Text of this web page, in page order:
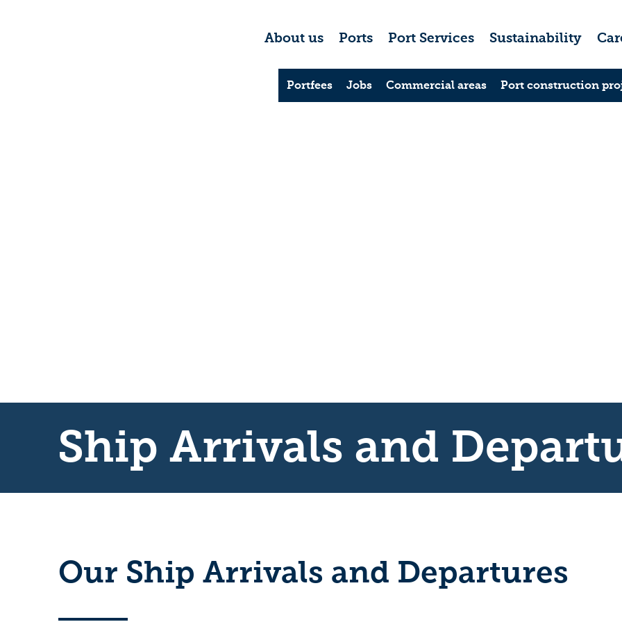
About us Ports Port Services Sustainability
Portfees Jobs Commercial areas Port construction
Ship Arrivals and
Our Ship Arrivals and Departures